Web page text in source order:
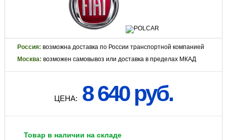
Россия: возможна доставка по России транспортной компанией
Москва: возможен самовывоз или доставка в пределах МКАД
ЦЕНА: 8 640 руб.
Товар в наличии на складе